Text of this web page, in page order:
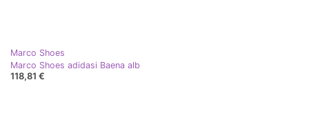
Marco Shoes
Marco Shoes adidasi Baena alb
118,81 €